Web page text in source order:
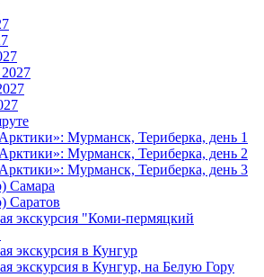
Мурманск, Териберка, день 1
Мурманск, Териберка, день 2
Мурманск, Териберка, день 3
Самара
Саратов
экскурсия "Коми-пермяцкий
экскурсия в Кунгур
экскурсия в Кунгур, на Белую Гору